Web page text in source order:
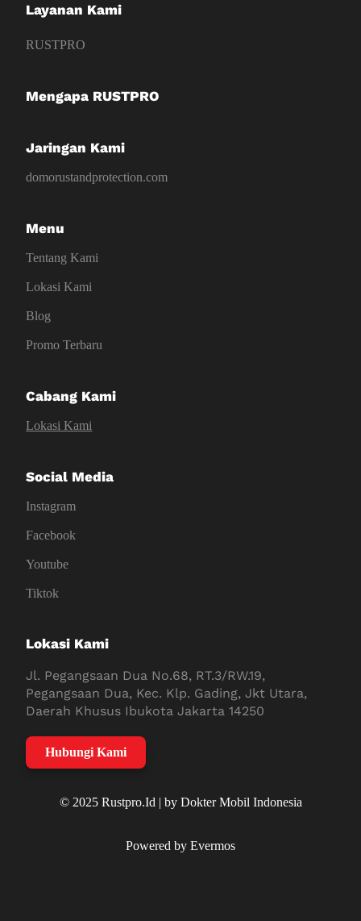
Layanan Kami
RUSTPRO
Mengapa RUSTPRO
Jaringan Kami
domorustandprotection.com
Menu
Tentang Kami
Lokasi Kami
Blog
Promo Terbaru
Cabang Kami
Lokasi Kami
Social Media
Instagram
Facebook
Youtube
Tiktok
Lokasi Kami
Jl. Pegangsaan Dua No.68, RT.3/RW.19,
Pegangsaan Dua, Kec. Klp. Gading, Jkt Utara,
Daerah Khusus Ibukota Jakarta 14250
Hubungi Kami
© 2025 Rustpro.Id | by Dokter Mobil Indonesia
Powered by Evermos